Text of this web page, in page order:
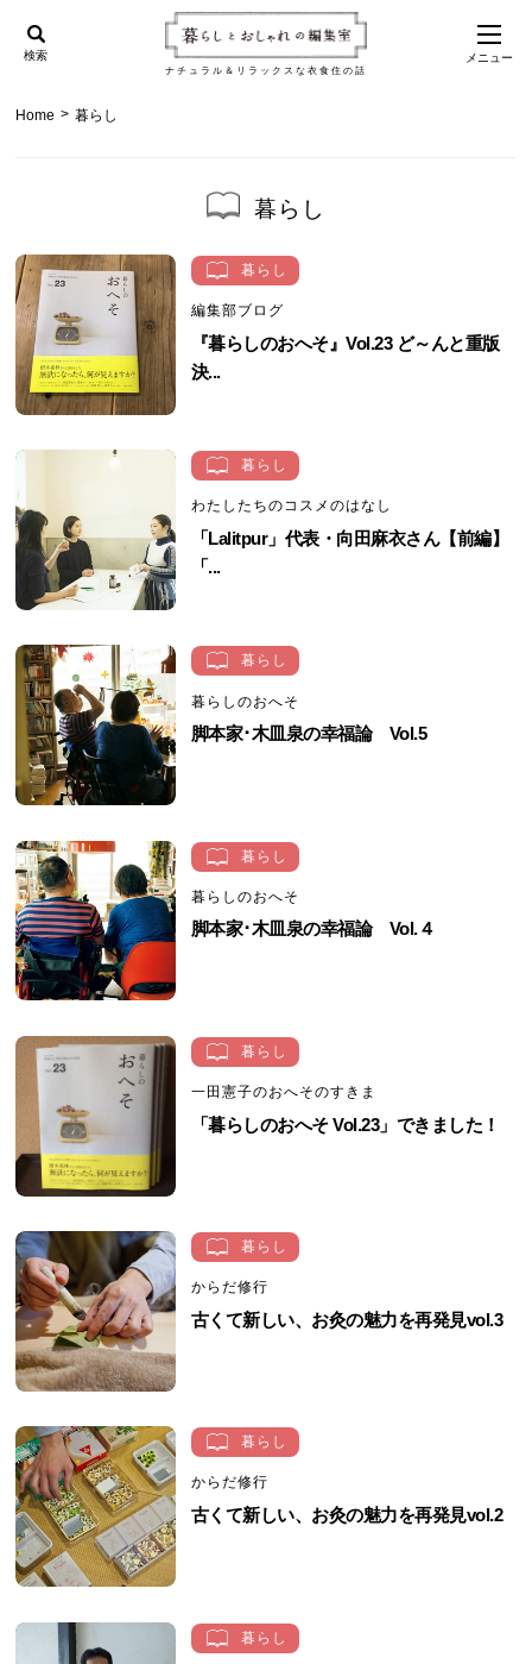
ナチュラル＆リラックスな衣食住の話
検索 メニュー
Home > 暮らし
暮らし
暮らし
編集部ブログ
『暮らしのおへそ』Vol.23 ど～んと重版
決...
暮らし
わたしたちのコスメのはなし
「Lalitpur」代表・向田麻衣さん【前編】
「...
暮らし
暮らしのおへそ
脚本家･木皿泉の幸福論 Vol.5
暮らし
暮らしのおへそ
脚本家･木皿泉の幸福論 Vol.４
暮らし
一田憲子のおへそのすきま
「暮らしのおへそ Vol.23」できました！
暮らし
からだ修行
古くて新しい、お灸の魅力を再発見vol.3
暮らし
からだ修行
古くて新しい、お灸の魅力を再発見vol.2
暮らし